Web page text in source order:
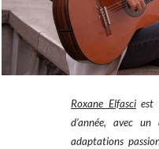
Roxane Elfasciest
d’année, avec
adaptations